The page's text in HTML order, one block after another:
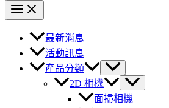
最新消息
活動訊息
產品分類
2D 相機
面掃相機